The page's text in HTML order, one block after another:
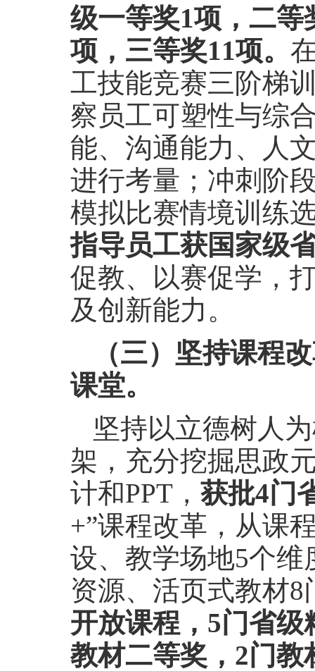
级一等奖1项，二等
项，三等奖11项。
工技能竞赛三阶梯
察员工可塑性与综
能、沟通能力、人
进行考量；冲刺阶
模拟比赛情境训练
指导员工获国家级
促教、以赛促学，
及创新能力。
（三）坚持课程
课堂。
坚持以立德树人
架，充分挖掘思政
计和PPT， 获批4门
+”课程改革，从课
设、教学场地5个
资源、活页式教材8
开放课程，5门省
教材二等奖，2门教